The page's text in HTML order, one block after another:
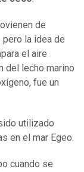
de
la idea de
el aire
del lecho marino
fue un
utilizado
en el mar Egeo.
cuando se